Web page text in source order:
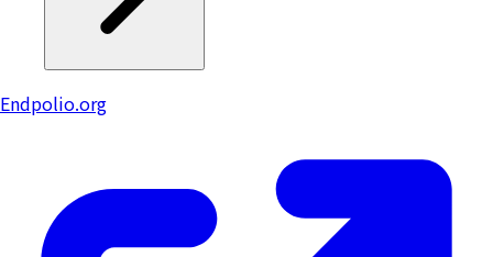
Endpolio.org